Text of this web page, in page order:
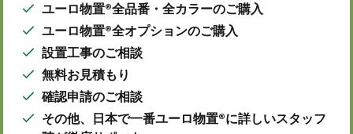
ユーロ物置®全品番・全カラーのご購入
ユーロ物置®全オプションのご購入
設置工事のご相談
無料お見積もり
確認申請のご相談
その他、日本で一番ユーロ物置®に詳しいスタッフ